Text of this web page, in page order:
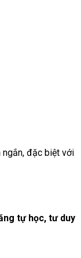
ngắn, đặc biệt với
tự học, tư duy